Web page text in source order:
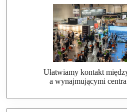
Ułatwiamy kontakt
a wynajmującymi